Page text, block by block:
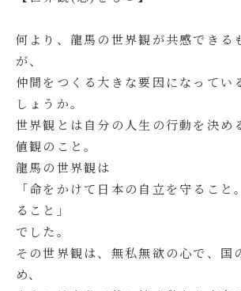
何より、龍馬の世界観が共感できる
が、
仲間をつくる大きな要因になってい
しょうか。
世界観とは自分の人生の行動を決め
値観のこと。
龍馬の世界観は
「命をかけて日本の自立を守ること
ること」
でした。
その世界観は、無私無欲の心で、国
め、